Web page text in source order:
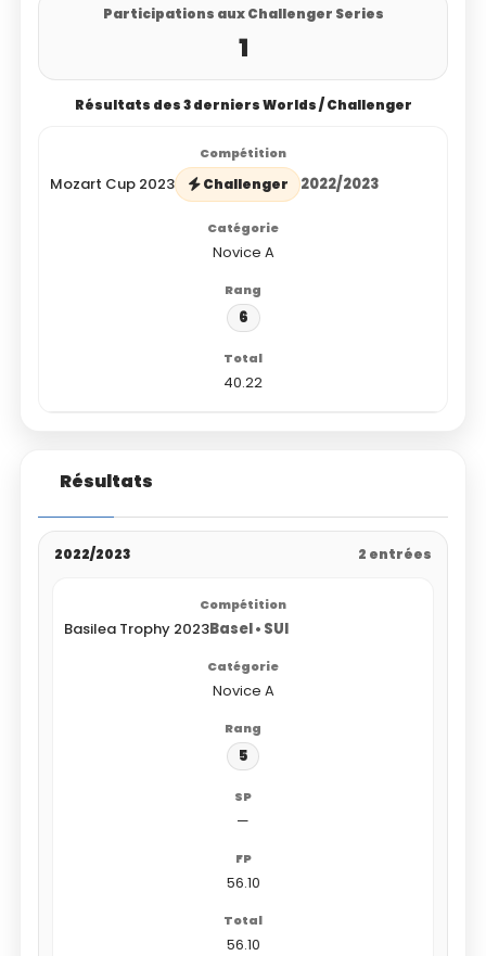
Participations aux Challenger Series
1
Résultats des 3 derniers Worlds / Challenger
Mozart Cup 2023 Challenger 2022/2023
Novice A
6
40.22
Résultats
2022/2023 2 entrées
Basilea Trophy 2023Basel • SUI
Novice A
5
—
56.10
56.10